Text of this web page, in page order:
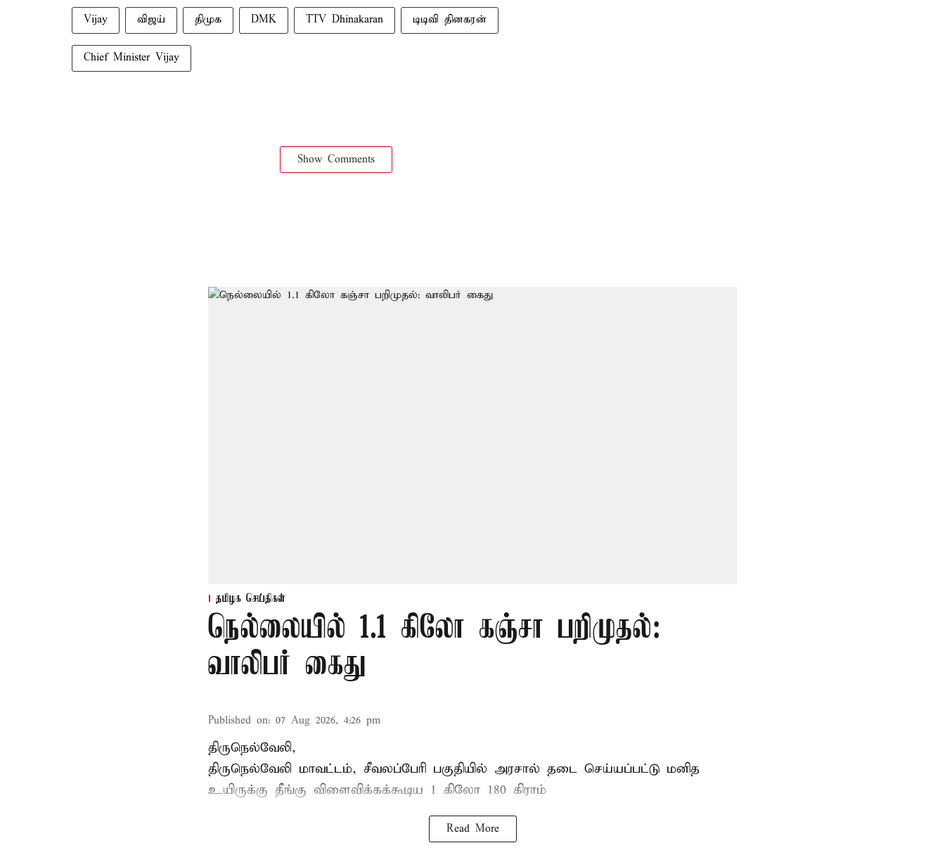
Vijay விஜய் திமுக DMK TTV Dhinakaran டிடிவி தினகரன்
Chief Minister Vijay
Show Comments
தமிழக செய்திகள்
நெல்லையில் 1.1 கிலோ கஞ்சா பறிமுதல்:
வாலிபர் கைது
Published on: 07 Aug 2026, 4:26 pm
திருநெல்வேலி,
திருநெல்வேலி மாவட்டம், சீவலப்பேரி பகுதியில் அரசால் தடை செய்யப்பட்டு மனித
உயிருக்கு தீங்கு விளைவிக்கக்கூடிய 1 கிலோ 180 கிராம்
Read More